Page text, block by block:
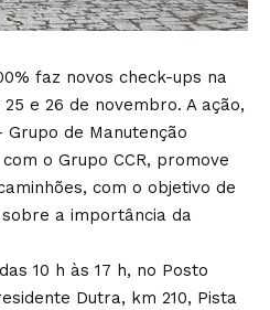
faz novos check-ups na
e 26 de novembro. A ação,
Grupo de Manutenção
o Grupo CCR, promove
com o objetivo de
a importância da
10 h às 17 h, no Posto
Dutra, km 210, Pista